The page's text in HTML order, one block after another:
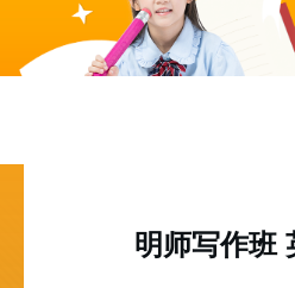
明师写作班